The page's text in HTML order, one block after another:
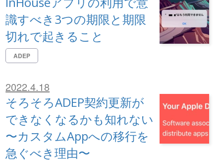
識すべき3つの期限と期限
切れで起きること
ADEP
2022.4.18
そろそろADEP契約更新が
できなくなるかも知れない
〜カスタムAppへの移行を
急ぐべき理由〜